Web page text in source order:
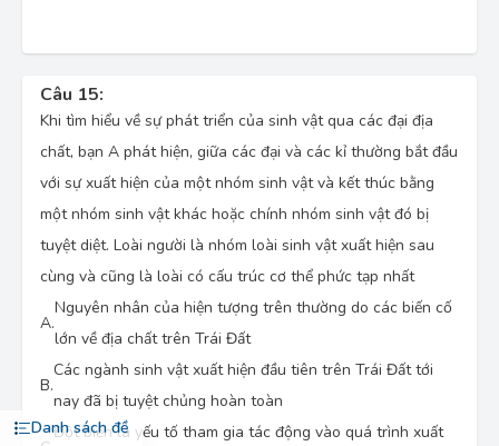
Danh sách đề
Câu 15:
Khi tìm hiểu về sự phát triển của sinh vật qua các đại địa
chất, bạn A phát hiện, giữa các đại và các kỉ thường bắt đầu
với sự xuất hiện của một nhóm sinh vật và kết thúc bằng
một nhóm sinh vật khác hoặc chính nhóm sinh vật đó bị
tuyệt diệt. Loài người là nhóm loài sinh vật xuất hiện sau
cùng và cũng là loài có cấu trúc cơ thể phức tạp nhất
A.
Nguyên nhân của hiện tượng trên thường do các biến cố
lớn về địa chất trên Trái Đất
B.
Các ngành sinh vật xuất hiện đầu tiên trên Trái Đất tới
nay đã bị tuyệt chủng hoàn toàn
Đột biến là yếu tố tham gia tác động vào quá trình xuất